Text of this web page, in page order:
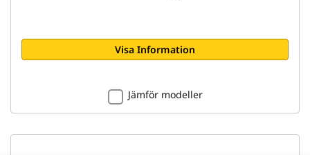
Visa Information
Jämför modeller